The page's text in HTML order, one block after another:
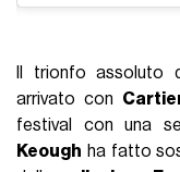
Il trionfo assoluto
arrivato con
festival con una
Keough ha fatto